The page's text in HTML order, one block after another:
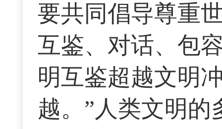
要共同倡导尊重
互鉴、对话、包
明互鉴超越文明
越。”人类文明